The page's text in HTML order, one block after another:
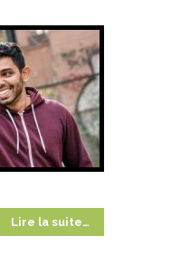
Lire la suite…